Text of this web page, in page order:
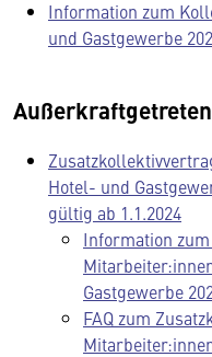
Information zum
und Gastgewerbe
Hotel- und
gültig ab 1.1.2024
Information
Gastgewerbe
FAQ zum